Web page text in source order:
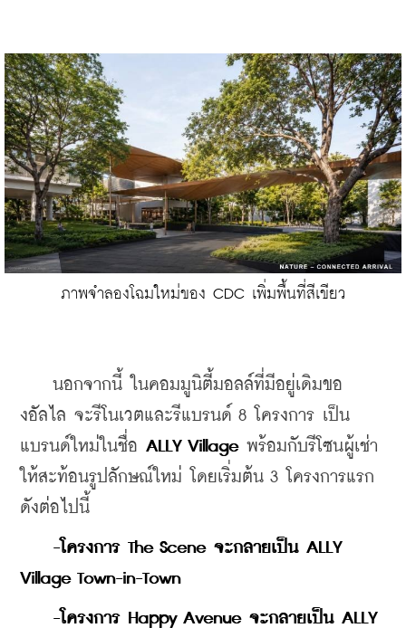
ภาพจำลองโฉมใหม่ของ CDC เพิ่มพื้นที่สีเขียว
นอกจากนี้ ในคอมมูนิตี้มอลล์ที่มีอยู่เดิมขอ
งอัลไล จะรีโนเวตและรีแบรนด์ 8 โครงการ เป็น
แบรนด์ใหม่ในชื่อ ALLY Village พร้อมกับรีโซนผู้เช่า
ให้สะท้อนรูปลักษณ์ใหม่ โดยเริ่มต้น 3 โครงการแรก
ดังต่อไปนี้
-โครงการ The Scene จะกลายเป็น ALLY
Village Town-in-Town
-โครงการ Happy Avenue จะกลายเป็น ALLY